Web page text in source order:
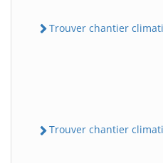
Trouver chantier
Trouver chantier